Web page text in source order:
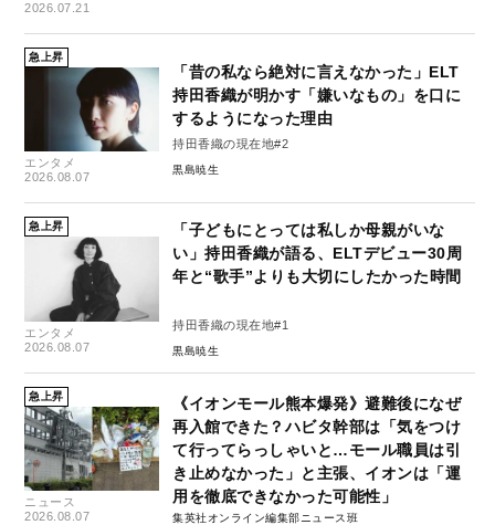
2026.07.21
急上昇
エンタメ
2026.08.07
「昔の私なら絶対に言えなかった」ELT
持田香織が明かす「嫌いなもの」を口に
するようになった理由
持田香織の現在地#2
黒島暁生
急上昇
エンタメ
2026.08.07
「子どもにとっては私しか母親がいな
い」持田香織が語る、ELTデビュー30周
年と“歌手”よりも大切にしたかった時間
持田香織の現在地#1
黒島暁生
急上昇
ニュース
2026.08.07
《イオンモール熊本爆発》避難後になぜ
再入館できた？ハビタ幹部は「気をつけ
て行ってらっしゃいと…モール職員は引
き止めなかった」と主張、イオンは「運
用を徹底できなかった可能性」
集英社オンライン編集部ニュース班